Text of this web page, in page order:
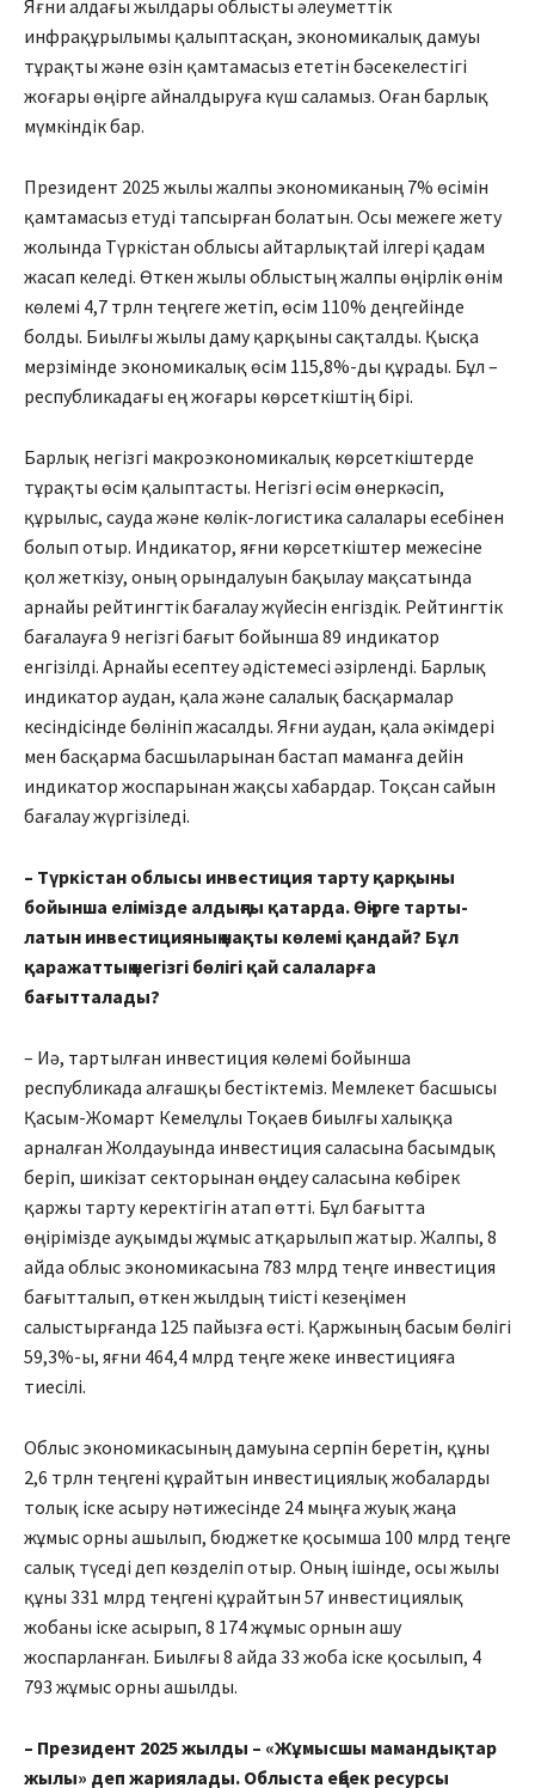
Яғни алдағы жылдары облыс­ты әлеуметтік
инфрақұрылымы қалып­тасқан, экономикалық дамуы
тұрақты және өзін қамтамасыз ететін бәсекелестігі
жоғары өңірге айналдыруға күш саламыз. Оған барлық
мүмкіндік бар.
Президент 2025 жылы жалпы экономиканың 7% өсімін
қам­тамасыз етуді тапсырған болатын. Осы межеге жету
жолында Түркістан облысы айтарлықтай ілгері қадам
жасап келеді. Өткен жылы облыстың жалпы өңірлік өнім
көлемі 4,7 трлн теңгеге жетіп, өсім 110% деңгейінде
болды. Биылғы жылы даму қарқыны сақталды. Қысқа
мерзімінде эко­номикалық өсім 115,8%-ды құрады. Бұл –
республикадағы ең жоғары көрсеткіштің бірі.
Барлық негізгі макроэконо­микалық көрсеткіштерде
тұрақ­ты өсім қалыптасты. Негізгі өсім өнеркәсіп,
құрылыс, сауда және көлік-логистика салала­ры есебінен
болып отыр. Индикатор, яғни көрсеткіштер межесіне
қол жеткізу, оның орындалуын ба­қылау мақсатында
арнайы рей­тинг­тік бағалау жүйесін енгіздік. Рейтингтік
бағалауға 9 негізгі бағыт бойынша 89 индикатор
енгізілді. Арнайы есептеу әдісте­месі әзірленді. Барлық
индикатор­ аудан, қала және салалық басқар­малар
кесіндісінде бөлініп жасалды. Яғни аудан, қала әкімдері
мен басқарма басшыларынан бас­тап маманға дейін
индикатор жос­парынан жақсы хабардар. Тоқсан сайын
бағалау жүргізіледі.
– Түркістан облысы инвестиция тарту қарқыны
бойынша елімізде алдыңғы қатарда. Өңірге тарты­
латын инвестицияның нақты көлемі қандай? Бұл
қара­жаттың негізгі бөлігі қай сала­лар­ға
бағытталады?
– Иә, тартылған инвестиция көлемі бойынша
республикада алғашқы бестіктеміз. Мемлекет басшысы
Қасым-Жомарт Кемелұлы Тоқаев биылғы халыққа
арналған Жолдауында инвестиция саласына басымдық
беріп, шикізат секторынан өңдеу саласына көбірек
қаржы тарту керектігін атап өтті. Бұл бағытта
өңірімізде ауқымды жұмыс атқарылып жатыр. Жал­пы, 8
айда облыс экономикасына 783 млрд теңге инвестиция
ба­ғытталып, өткен жылдың тиіс­ті кезеңімен
салыстырғанда 125 пайызға өсті. Қаржының басым бөлігі
59,3%-ы, яғни 464,4 млрд теңге жеке инвестицияға
тиесілі.
Облыс экономикасының да­муы­на серпін беретін, құны
2,6 трлн теңгені құрайтын инвес­тициялық жобаларды
толық іске асыру нәтижесінде 24 мыңға жуық жаңа
жұмыс орны ашылып, бюджетке қосымша 100 млрд теңге
салық түседі деп көзделіп отыр. Оның ішінде, осы жылы
құны 331 млрд теңгені құрайтын 57 инвестициялық
жобаны іске асырып, 8 174 жұмыс орнын ашу
жоспарланған. Биылғы 8 айда 33 жоба іске қосылып, 4
793 жұмыс орны ашылды.
– Президент 2025 жылды – «Жұ­мысшы мамандықтар
жылы» деп жариялады. Облыста ең­бек ресурсы